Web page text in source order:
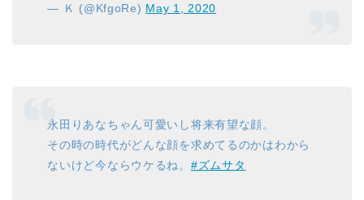
— Ｋ (@KfgoRe) May 1, 2020
永田りあなちゃん可愛いし将来有望な顔。
その時の時代がどんな顔を求めてるのかはわから
ないけど今ならウケるね。 #ズムサタ